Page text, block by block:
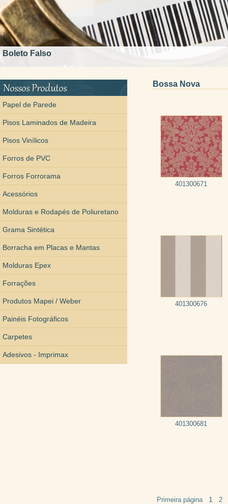
Boleto Falso
Papel de Parede
Pisos Laminados de Madeira
Pisos Vinílicos
Forros de PVC
Forros Forrorama
Acessórios
Molduras e Rodapés de Poliuretano
Grama Sintética
Borracha em Placas e Mantas
Molduras Epex
Forrações
Produtos Mapei / Weber
Painéis Fotográficos
Carpetes
Adesivos - Imprimax
Bossa Nova
401300671
401300676
401300681
Primeira página 1 2